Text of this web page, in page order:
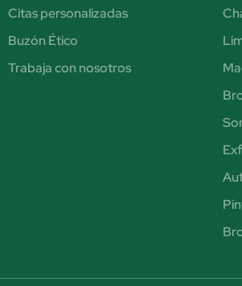
Citas personalizadas
Buzón Ético
Trabaja con nosotros